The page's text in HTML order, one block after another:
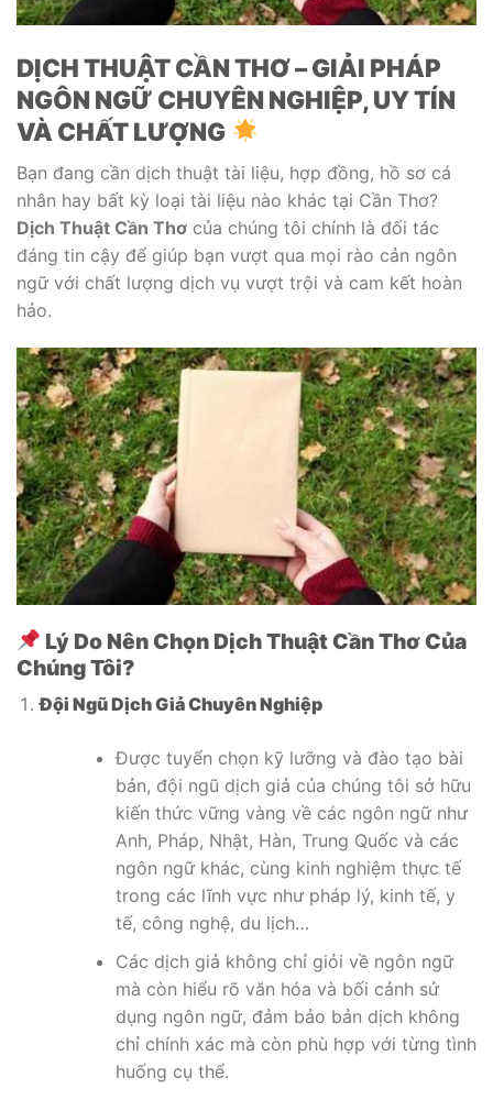
DỊCH THUẬT CẦN THƠ – GIẢI PHÁP
NGÔN NGỮ CHUYÊN NGHIỆP, UY TÍN
VÀ CHẤT LƯỢNG
Bạn đang cần dịch thuật tài liệu, hợp đồng, hồ sơ cá
nhân hay bất kỳ loại tài liệu nào khác tại Cần Thơ?
Dịch Thuật Cần Thơ của chúng tôi chính là đối tác
đáng tin cậy để giúp bạn vượt qua mọi rào cản ngôn
ngữ với chất lượng dịch vụ vượt trội và cam kết hoàn
hảo.
Lý Do Nên Chọn Dịch Thuật Cần Thơ Của
Chúng Tôi?
Đội Ngũ Dịch Giả Chuyên Nghiệp
Được tuyển chọn kỹ lưỡng và đào tạo bài
bản, đội ngũ dịch giả của chúng tôi sở hữu
kiến thức vững vàng về các ngôn ngữ như
Anh, Pháp, Nhật, Hàn, Trung Quốc và các
ngôn ngữ khác, cùng kinh nghiệm thực tế
trong các lĩnh vực như pháp lý, kinh tế, y
tế, công nghệ, du lịch…
Các dịch giả không chỉ giỏi về ngôn ngữ
mà còn hiểu rõ văn hóa và bối cảnh sử
dụng ngôn ngữ, đảm bảo bản dịch không
chỉ chính xác mà còn phù hợp với từng tình
huống cụ thể.